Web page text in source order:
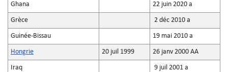
Ghana 22 juin 2020 a
Grèce 2 déc 2010 a
Guinée-Bissau 19 mai 2010 a
Hongrie 20 juil 1999 26 janv 2000 AA
Iraq 9 juil 2001 a